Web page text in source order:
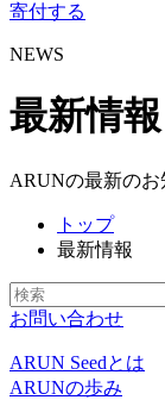
寄付する
NEWS
最新情報
ARUNの最新のお
トップ
最新情報
お問い合わせ
ARUN Seedとは
ARUNの歩み